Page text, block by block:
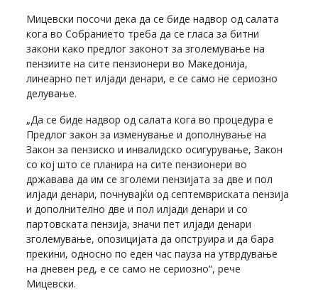
Мицевски посочи дека да се биде надвор од салата
кога во Собранието треба да се гласа за битни
закони како предлог законот за зголемување на
пензиите на сите пензионери во Македонија,
линеарно пет илјади денари, е се само не сериозно
делување.
„Да се биде надвор од салата кога во процедура е
Предлог закон за изменување и дополнување на
Закон за пензиско и инвалидско осигурување, Закон
со кој што се планира на сите пензионери во
државава да им се зголеми пензијата за две и пол
илјади денари, почнувајќи од септемвриската пензија
и дополнително две и пол илјади денари и со
партовската пензија, значи пет илјади денари
зголемување, опозицијата да опструира и да бара
прекини, односно по еден час пауза на утврдување
на дневен ред, е се само не сериозно“, рече
Мицевски.